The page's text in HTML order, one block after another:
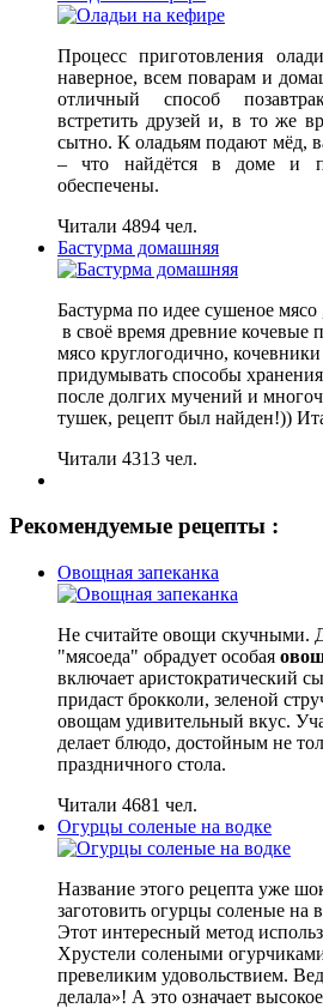
Процесс приготовления
наверное, всем поварам и
отличный способ
встретить друзей и, в то же
сытно. К оладьям подают мёд,
– что найдётся в доме и
обеспечены.
Читали 4894 чел.
Бастурма домашняя
Бастурма по идее сушеное
в своё время древние
мясо круглогодично,
придумывать способы
после долгих мучений и
тушек, рецепт был найден!))
Читали 4313 чел.
Рекомендуемые рецепты :
Овощная запеканка
Не считайте овощи скучными.
"мясоеда" обрадует особая
включает аристократический
придаст брокколи, зеленой
овощам удивительный вкус.
делает блюдо, достойным не
праздничного стола.
Читали 4681 чел.
Огурцы соленые на водке
Название этого рецепта уже
заготовить огурцы соленые на
Этот интересный метод
Хрустели солеными
превеликим удовольствием.
делала»! А это означает